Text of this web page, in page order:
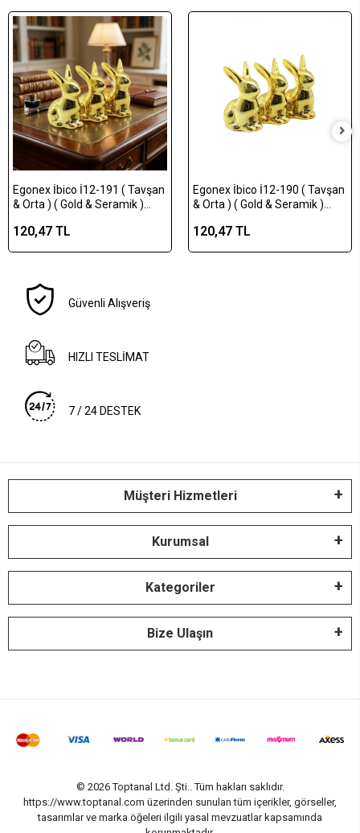
Egonex İbico İ12-191 ( Tavşan
& Orta ) ( Gold & Seramik )
Eşyası*12x12
120,47 TL
Egonex İbico İ12-190 ( Tavşan
& Orta ) ( Gold & Seramik )
Eşyası*12x16
120,47 TL
Güvenli Alışveriş
HIZLI TESLİMAT
7 / 24 DESTEK
Müşteri Hizmetleri
Kurumsal
Kategoriler
Bize Ulaşın
© 2026 Toptanal Ltd. Şti.. Tüm hakları saklıdır.
https://www.toptanal.com üzerinden sunulan tüm içerikler, görseller,
tasarımlar ve marka öğeleri ilgili yasal mevzuatlar kapsamında